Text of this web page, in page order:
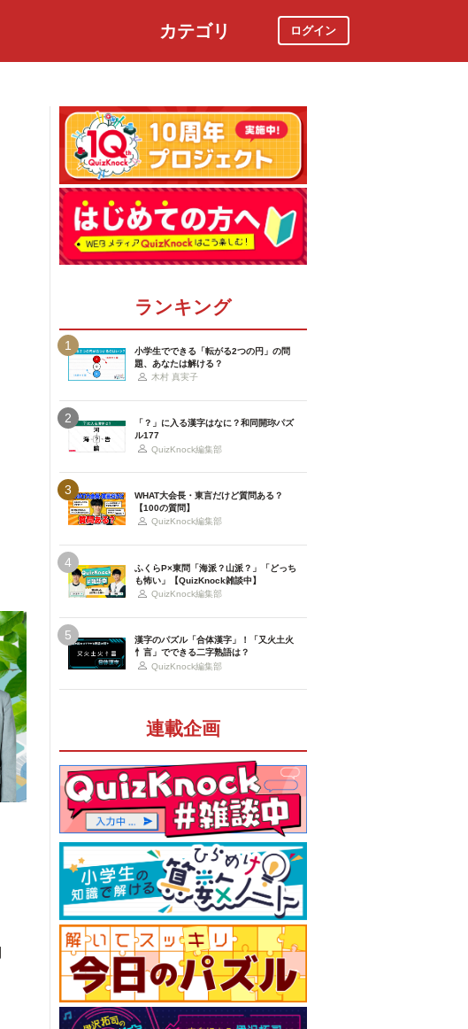
カテゴリ ログイン
ランキング
1
小学生でできる「転がる2つの円」の問
題、あなたは解ける？
木村 真実子
2
「？」に入る漢字はなに？和同開珎パズ
ル177
QuizKnock編集部
3
WHAT大会長・東言だけど質問ある？
【100の質問】
QuizKnock編集部
4
ふくらP×東問「海派？山派？」「どっち
も怖い」【QuizKnock雑談中】
QuizKnock編集部
5
漢字のパズル「合体漢字」！「又火土火
忄言」でできる二字熟語は？
QuizKnock編集部
連載企画